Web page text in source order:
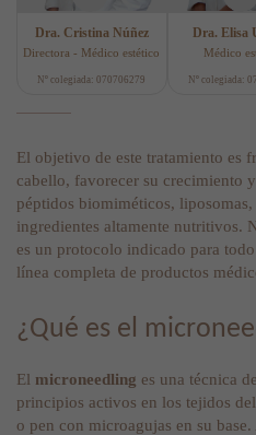
Dra. Cristina Núñez
Directora - Médico estético
Nº colegiada: 070706279
Dra. Elisa
Médico
Nº colegiada:
El objetivo de este tratamiento es
cabello, favorecer su crecimiento
péptidos biomiméticos,
ingredientes altamente nutritivos.
es un protocolo indicado para
línea completa de productos
¿Qué es el
El microneedling es una técnica
principios activos en los tejidos
o pen con microagujas en su